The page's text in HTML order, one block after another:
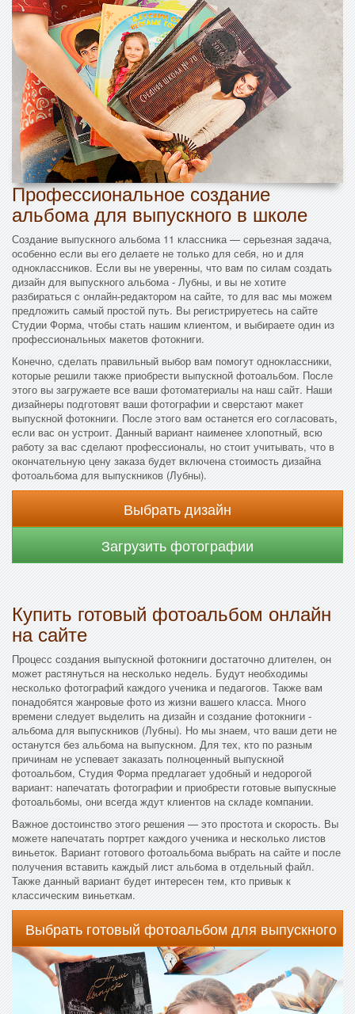
Профессиональное создание
альбома для выпускного в школе
Создание выпускного альбома 11 классника — серьезная задача,
особенно если вы его делаете не только для себя, но и для
одноклассников. Если вы не уверенны, что вам по силам создать
дизайн для выпускного альбома - Лубны, и вы не хотите
разбираться с онлайн-редактором на сайте, то для вас мы можем
предложить самый простой путь. Вы регистрируетесь на сайте
Студии Форма, чтобы стать нашим клиентом, и выбираете один из
профессиональных макетов фотокниги.
Конечно, сделать правильный выбор вам помогут одноклассники,
которые решили также приобрести выпускной фотоальбом. После
этого вы загружаете все ваши фотоматериалы на наш сайт. Наши
дизайнеры подготовят ваши фотографии и сверстают макет
выпускной фотокниги. После этого вам останется его согласовать,
если вас он устроит. Данный вариант наименее хлопотный, всю
работу за вас сделают профессионалы, но стоит учитывать, что в
окончательную цену заказа будет включена стоимость дизайна
фотоальбома для выпускников (Лубны).
Выбрать дизайн
Загрузить фотографии
Купить готовый фотоальбом онлайн
на сайте
Процесс создания выпускной фотокниги достаточно длителен, он
может растянуться на несколько недель. Будут необходимы
несколько фотографий каждого ученика и педагогов. Также вам
понадобятся жанровые фото из жизни вашего класса. Много
времени следует выделить на дизайн и создание фотокниги -
альбома для выпускников (Лубны). Но мы знаем, что ваши дети не
останутся без альбома на выпускном. Для тех, кто по разным
причинам не успевает заказать полноценный выпускной
фотоальбом, Студия Форма предлагает удобный и недорогой
вариант: напечатать фотографии и приобрести готовые выпускные
фотоальбомы, они всегда ждут клиентов на складе компании.
Важное достоинство этого решения — это простота и скорость. Вы
можете напечатать портрет каждого ученика и несколько листов
виньеток. Вариант готового фотоальбома выбрать на сайте и после
получения вставить каждый лист альбома в отдельный файл.
Также данный вариант будет интересен тем, кто привык к
классическим виньеткам.
Выбрать готовый фотоальбом для выпускного